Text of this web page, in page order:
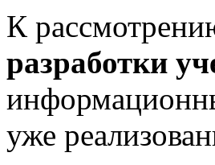
К
разработки
уже